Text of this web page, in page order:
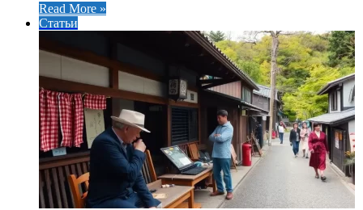
Read More »
Статьи